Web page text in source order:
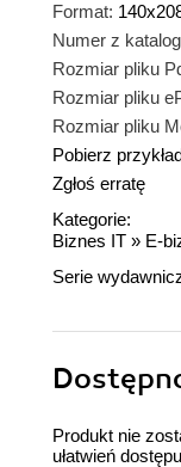
Format:
Numer z
Rozmiar pliku
Rozmiar pliku
Rozmiar pliku
Pobierz
Zgłoś erratę
Kategorie:
Biznes IT » E-
Serie
Produkt nie
ułatwień